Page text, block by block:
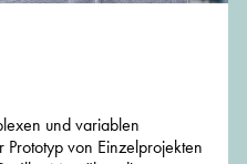
und variablen
von Einzelprojekten